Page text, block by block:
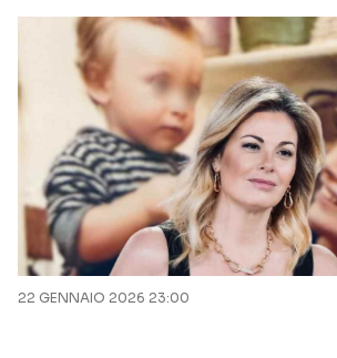
Seguici sui social
22 GENNAIO 2026 23:00